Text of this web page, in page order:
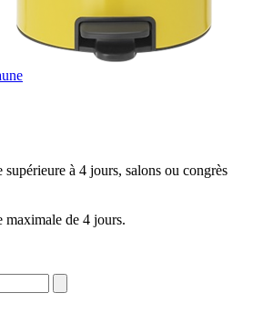
supérieure à 4 jours, salons ou congrès
maximale de 4 jours.